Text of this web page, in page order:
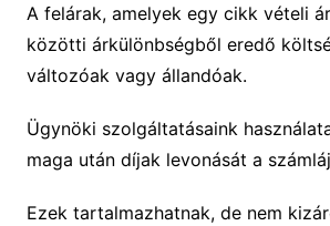
A felárak, amelyek egy cikk vételi
közötti árkülönbségből eredő
változóak vagy állandóak.
Ügynöki szolgáltatásaink
maga után díjak levonását a
Ezek tartalmazhatnak, de nem